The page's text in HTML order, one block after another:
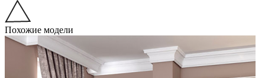
Похожие модели